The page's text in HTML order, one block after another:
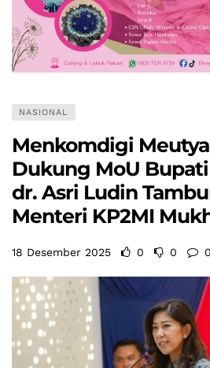
NASIONAL
Menkomdigi
Dukung MoU
dr. Asri Ludin
Menteri KP2MI
18 Desember 2025 0 0 0